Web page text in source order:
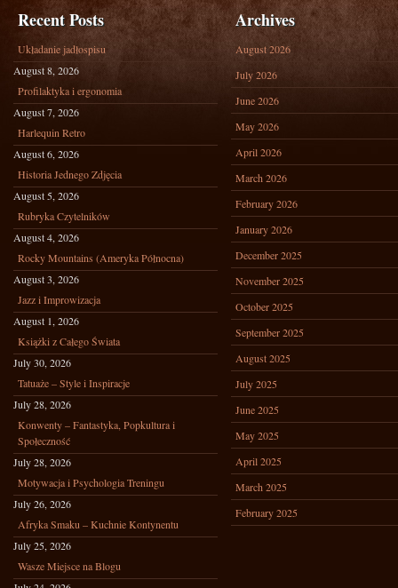
Recent Posts
Układanie jadłospisu
August 8, 2026
Profilaktyka i ergonomia
August 7, 2026
Harlequin Retro
August 6, 2026
Historia Jednego Zdjęcia
August 5, 2026
Rubryka Czytelników
August 4, 2026
Rocky Mountains (Ameryka Północna)
August 3, 2026
Jazz i Improwizacja
August 1, 2026
Książki z Całego Świata
July 30, 2026
Tatuaże – Style i Inspiracje
July 28, 2026
Konwenty – Fantastyka, Popkultura i
Społeczność
July 28, 2026
Motywacja i Psychologia Treningu
July 26, 2026
Afryka Smaku – Kuchnie Kontynentu
July 25, 2026
Wasze Miejsce na Blogu
Archives
August 2026
July 2026
June 2026
May 2026
April 2026
March 2026
February 2026
January 2026
December 2025
November 2025
October 2025
September 2025
August 2025
July 2025
June 2025
May 2025
April 2025
March 2025
February 2025